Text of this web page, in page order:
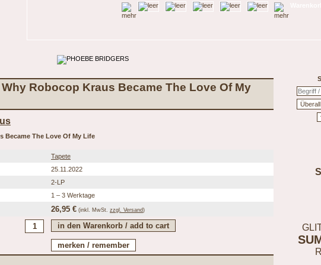
Robocop Kraus Became The Love Of My
Became The Love Of My Life
Tapete
25.11.2022
2-LP
1 – 3 Werktage
26,95 € (inkl. MwSt. zzgl. Versand)